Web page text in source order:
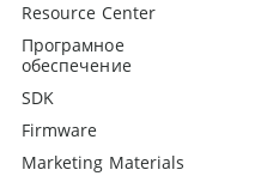
Resource Center
Програмное
обеспечение
SDK
Firmware
Marketing Materials